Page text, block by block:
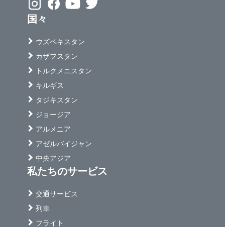
国々
ウズベキスタン
カザフスタン
トルクメニスタン
キルギス
タジキスタン
ジョージア
アルメニア
アゼルバイジャン
中央アジア
私たちのサービス
交通サービス
列車
フライト